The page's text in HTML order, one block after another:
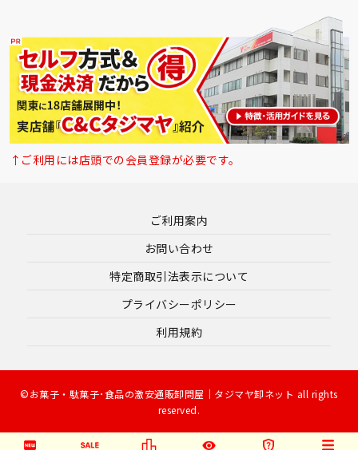
↑ご利用には店頭での会員登録が必要です。
ご利用案内
お問い合わせ
特定商取引法表示について
プライバシーポリシー
利用規約
©お菓子・駄菓子･食品の激安通販卸問屋｜タジマヤ卸ネット all rights
reserved.